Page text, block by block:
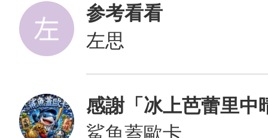
参考看看
左思
感謝「冰上芭蕾里中
鯊魚蓋歐卡